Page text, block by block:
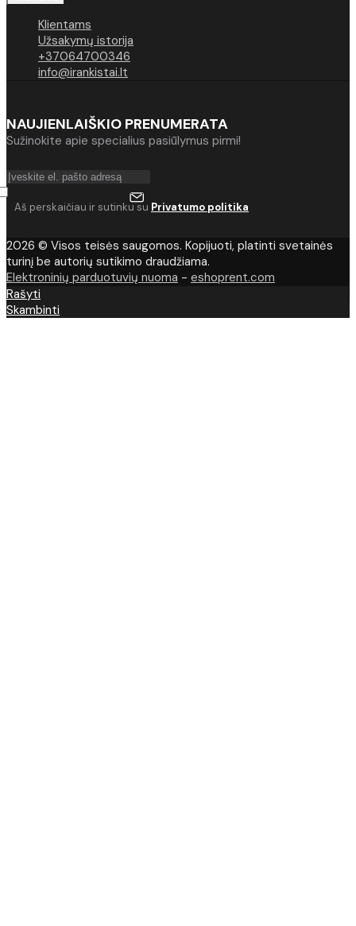
Klientams
Užsakymų istorija
+37064700346
info@irankistai.lt
NAUJIENLAIŠKIO PRENUMERATA
Sužinokite apie specialius pasiūlymus pirmi!
Aš perskaičiau ir sutinku su Privatumo politika
2026 © Visos teisės saugomos. Kopijuoti, platinti svetainės
turinį be autorių sutikimo draudžiama.
Elektroninių parduotuvių nuoma - eshoprent.com
Rašyti
Skambinti